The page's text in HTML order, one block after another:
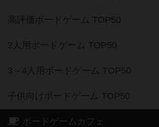
高評価ボードゲーム TOP50
2人用ボードゲーム TOP50
3～4人用ボードゲーム TOP50
子供向けボードゲーム TOP50
ボードゲームカフェ